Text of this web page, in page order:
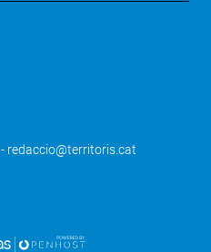
redaccio@territoris.cat